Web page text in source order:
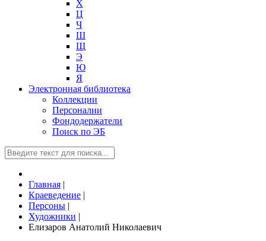
Х
Ц
Ч
Ш
Щ
Э
Ю
Я
Электронная библиотека
Коллекции
Персоналии
Фондодержатели
Поиск по ЭБ
Главная |
Краеведение |
Персоны |
Художники |
Елизаров Анатолий Николаевич